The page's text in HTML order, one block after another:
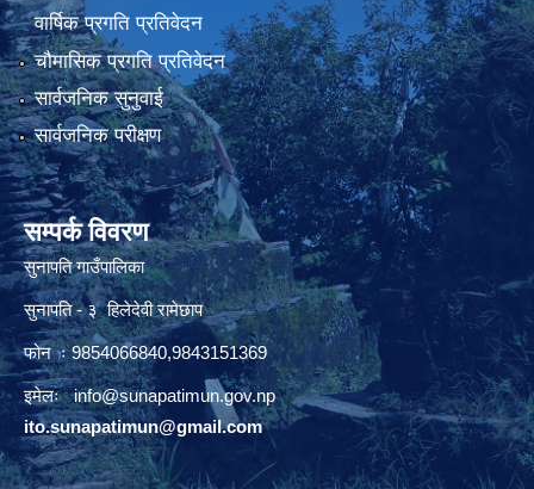
वार्षिक प्रगति प्रतिवेदन
चौमासिक प्रगति प्रतिवेदन
सार्वजनिक सुनुवाई
सार्वजनिक परीक्षण
सम्पर्क विवरण
सुनापति गाउँपालिका
सुनापति - ३ हिलेदेवी रामेछाप
फोन ः 9854066840,9843151369
इमेलः info@sunapatimun.gov.np
ito.sunapatimun@gmail.com